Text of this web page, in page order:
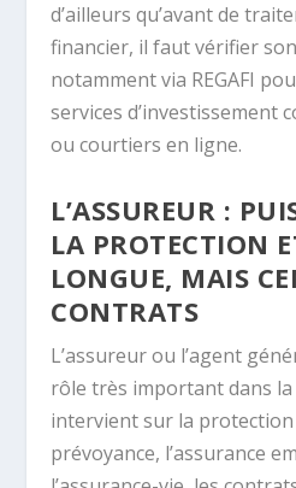
d’ailleurs qu’avant de
financier, il faut vérifier
notamment via REGAFI
services d’investissement
ou courtiers en ligne.
L’ASSUREUR :
LA PROTECTION
LONGUE, MAIS
CONTRATS
L’assureur ou l’agent
rôle très important dans
intervient sur la protection
prévoyance, l’assurance